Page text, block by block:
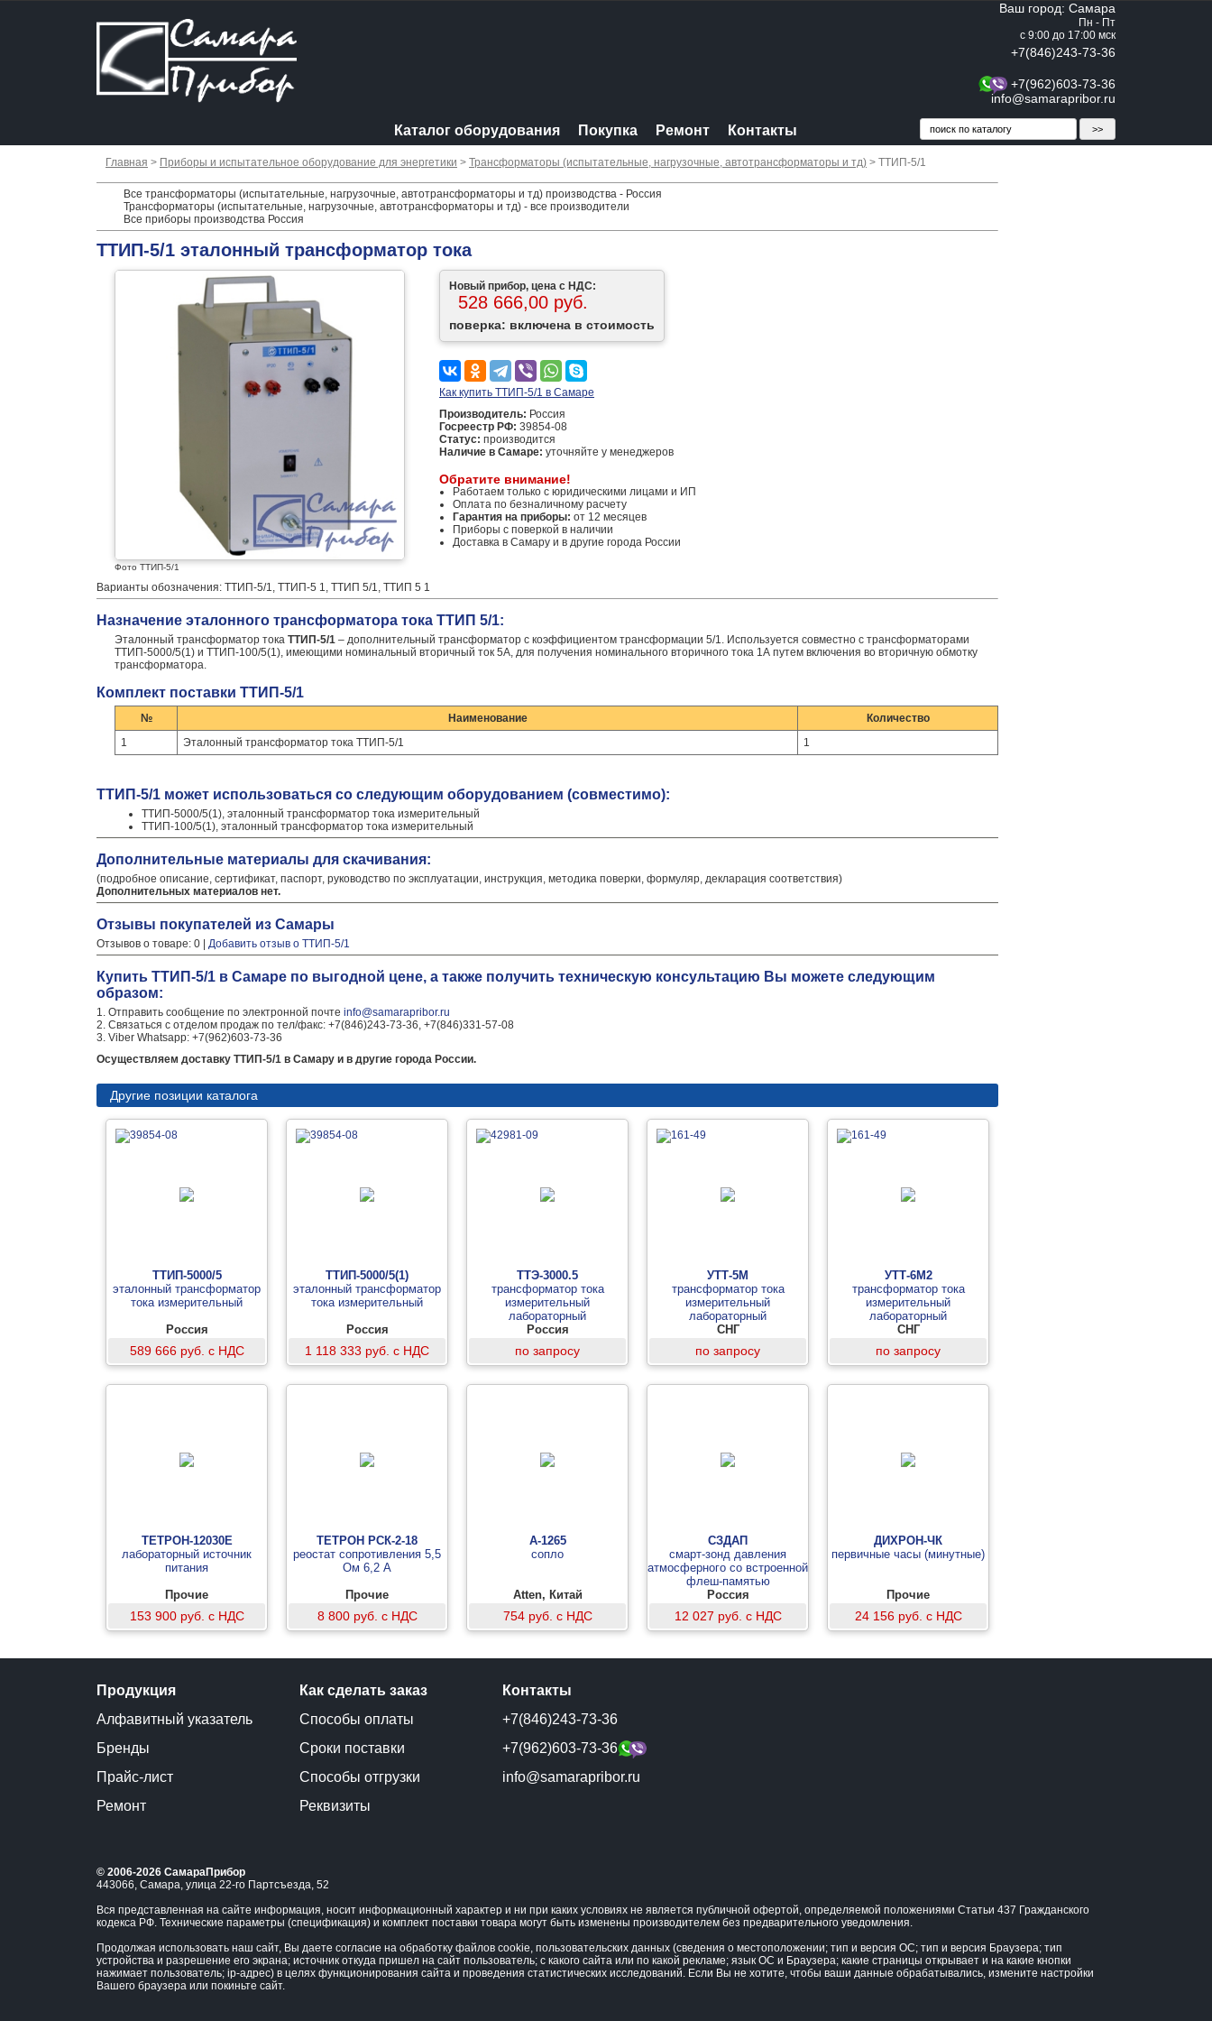
Ваш город: Самара
Пн - Пт
с 9:00 до 17:00 мск
+7(846)243-73-36
+7(962)603-73-36
info@samarapribor.ru
Каталог оборудования Покупка Ремонт Контакты
Главная > Приборы и испытательное оборудование для энергетики > Трансформаторы (испытательные, нагрузочные, автотрансформаторы и тд) > ТТИП-5/1
Все трансформаторы (испытательные, нагрузочные, автотрансформаторы и тд) производства - Россия
Трансформаторы (испытательные, нагрузочные, автотрансформаторы и тд) - все производители
Все приборы производства Россия
ТТИП-5/1 эталонный трансформатор тока
Фото ТТИП-5/1
Новый прибор, цена с НДС:
528 666,00 руб.
поверка: включена в стоимость
Как купить ТТИП-5/1 в Самаре
Производитель: Россия
Госреестр РФ: 39854-08
Статус: производится
Наличие в Самаре: уточняйте у менеджеров
Обратите внимание!
Работаем только с юридическими лицами и ИП
Оплата по безналичному расчету
Гарантия на приборы: от 12 месяцев
Приборы с поверкой в наличии
Доставка в Самару и в другие города России
Варианты обозначения: ТТИП-5/1, ТТИП-5 1, ТТИП 5/1, ТТИП 5 1
Назначение эталонного трансформатора тока ТТИП 5/1:
Эталонный трансформатор тока ТТИП-5/1 – дополнительный трансформатор с коэффициентом трансформации 5/1. Используется совместно с трансформаторами
ТТИП-5000/5(1) и ТТИП-100/5(1), имеющими номинальный вторичный ток 5А, для получения номинального вторичного тока 1А путем включения во вторичную обмотку
трансформатора.
Комплект поставки ТТИП-5/1
№ Наименование
Количество
1
Эталонный трансформатор тока ТТИП-5/1 1
ТТИП-5/1 может использоваться со следующим оборудованием (совместимо):
ТТИП-5000/5(1), эталонный трансформатор тока измерительный
ТТИП-100/5(1), эталонный трансформатор тока измерительный
Дополнительные материалы для скачивания:
(подробное описание, сертификат, паспорт, руководство по эксплуатации, инструкция, методика поверки, формуляр, декларация соответствия)
Дополнительных материалов нет.
Отзывы покупателей из Самары
Отзывов о товаре: 0 | Добавить отзыв о ТТИП-5/1
Купить ТТИП-5/1 в Самаре по выгодной цене, а также получить техническую консультацию Вы можете следующим
образом:
1. Отправить сообщение по электронной почте info@samarapribor.ru
2. Связаться с отделом продаж по тел/факс: +7(846)243-73-36, +7(846)331-57-08
3. Viber Whatsapp: +7(962)603-73-36
Осуществляем доставку ТТИП-5/1 в Самару и в другие города России.
Другие позиции каталога
ТТИП-5000/5
эталонный трансформатор
тока измерительный
Россия
589 666 руб. с НДС
ТТИП-5000/5(1)
эталонный трансформатор
тока измерительный
Россия
1 118 333 руб. с НДС
ТТЭ-3000.5
трансформатор тока
измерительный
лабораторный
Россия
по запросу
УТТ-5М
трансформатор тока
измерительный
лабораторный
СНГ
по запросу
УТТ-6М2
трансформатор тока
измерительный
лабораторный
СНГ
по запросу
ТЕТРОН-12030Е
лабораторный источник
питания
Прочие
153 900 руб. с НДС
ТЕТРОН РСК-2-18
реостат сопротивления 5,5
Ом 6,2 А
Прочие
8 800 руб. с НДС
A-1265
сопло
Atten, Китай
754 руб. с НДС
СЗДАП
смарт-зонд давления
атмосферного со встроенной
флеш-памятью
Россия
12 027 руб. с НДС
ДИХРОН-ЧК
первичные часы (минутные)
Прочие
24 156 руб. с НДС
Продукция
Алфавитный указатель
Бренды
Прайс-лист
Ремонт
Как сделать заказ
Способы оплаты
Сроки поставки
Способы отгрузки
Реквизиты
Контакты
+7(846)243-73-36
+7(962)603-73-36
info@samarapribor.ru
© 2006-2026 СамараПрибор
443066, Самара, улица 22-го Партсъезда, 52
Вся представленная на сайте информация, носит информационный характер и ни при каких условиях не является публичной офертой, определяемой положениями Статьи 437 Гражданского
кодекса РФ. Технические параметры (спецификация) и комплект поставки товара могут быть изменены производителем без предварительного уведомления.
Продолжая использовать наш сайт, Вы даете согласие на обработку файлов cookie, пользовательских данных (сведения о местоположении; тип и версия ОС; тип и версия Браузера; тип
устройства и разрешение его экрана; источник откуда пришел на сайт пользователь; с какого сайта или по какой рекламе; язык ОС и Браузера; какие страницы открывает и на какие кнопки
нажимает пользователь; ip-адрес) в целях функционирования сайта и проведения статистических исследований. Если Вы не хотите, чтобы ваши данные обрабатывались, измените настройки
Вашего браузера или покиньте сайт.